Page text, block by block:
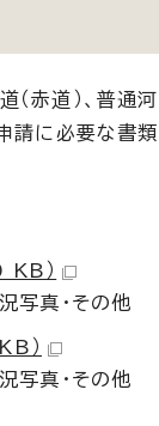
道）、普通河
請に必要な書
KB）
写真・その他
）
写真・その他